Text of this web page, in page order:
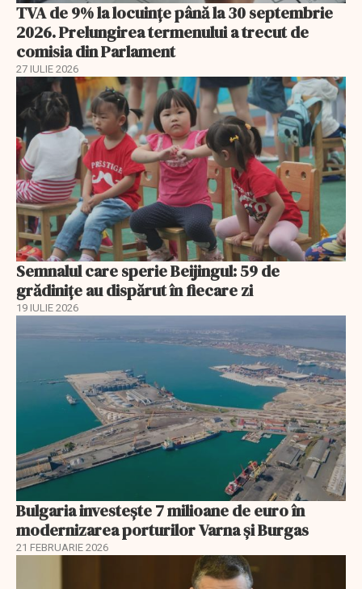
TVA de 9% la locuințe până la 30 septembrie
2026. Prelungirea termenului a trecut de
comisia din Parlament
27 IULIE 2026
Semnalul care sperie Beijingul: 59 de
grădinițe au dispărut în fiecare zi
19 IULIE 2026
Bulgaria investește 7 milioane de euro în
modernizarea porturilor Varna și Burgas
21 FEBRUARIE 2026